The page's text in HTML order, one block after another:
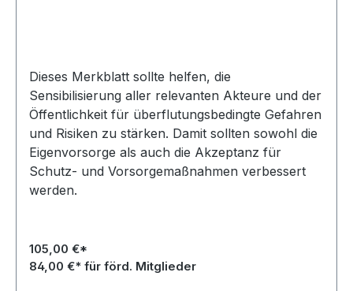
Dieses Merkblatt sollte helfen, die
Sensibilisierung aller relevanten Akteure und der
Öffentlichkeit für überflutungsbedingte Gefahren
und Risiken zu stärken. Damit sollten sowohl die
Eigenvorsorge als auch die Akzeptanz für
Schutz- und Vorsorgemaßnahmen verbessert
werden.
105,00 €*
84,00 €* für förd. Mitglieder